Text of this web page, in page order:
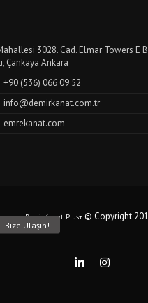
3028. Cad. Elmar Towers E
Çankaya Ankara
+90 (536) 066 09 52
info@demirkanat.com.tr
emrekanat.com
DemirKanat Plus+ © Copyright